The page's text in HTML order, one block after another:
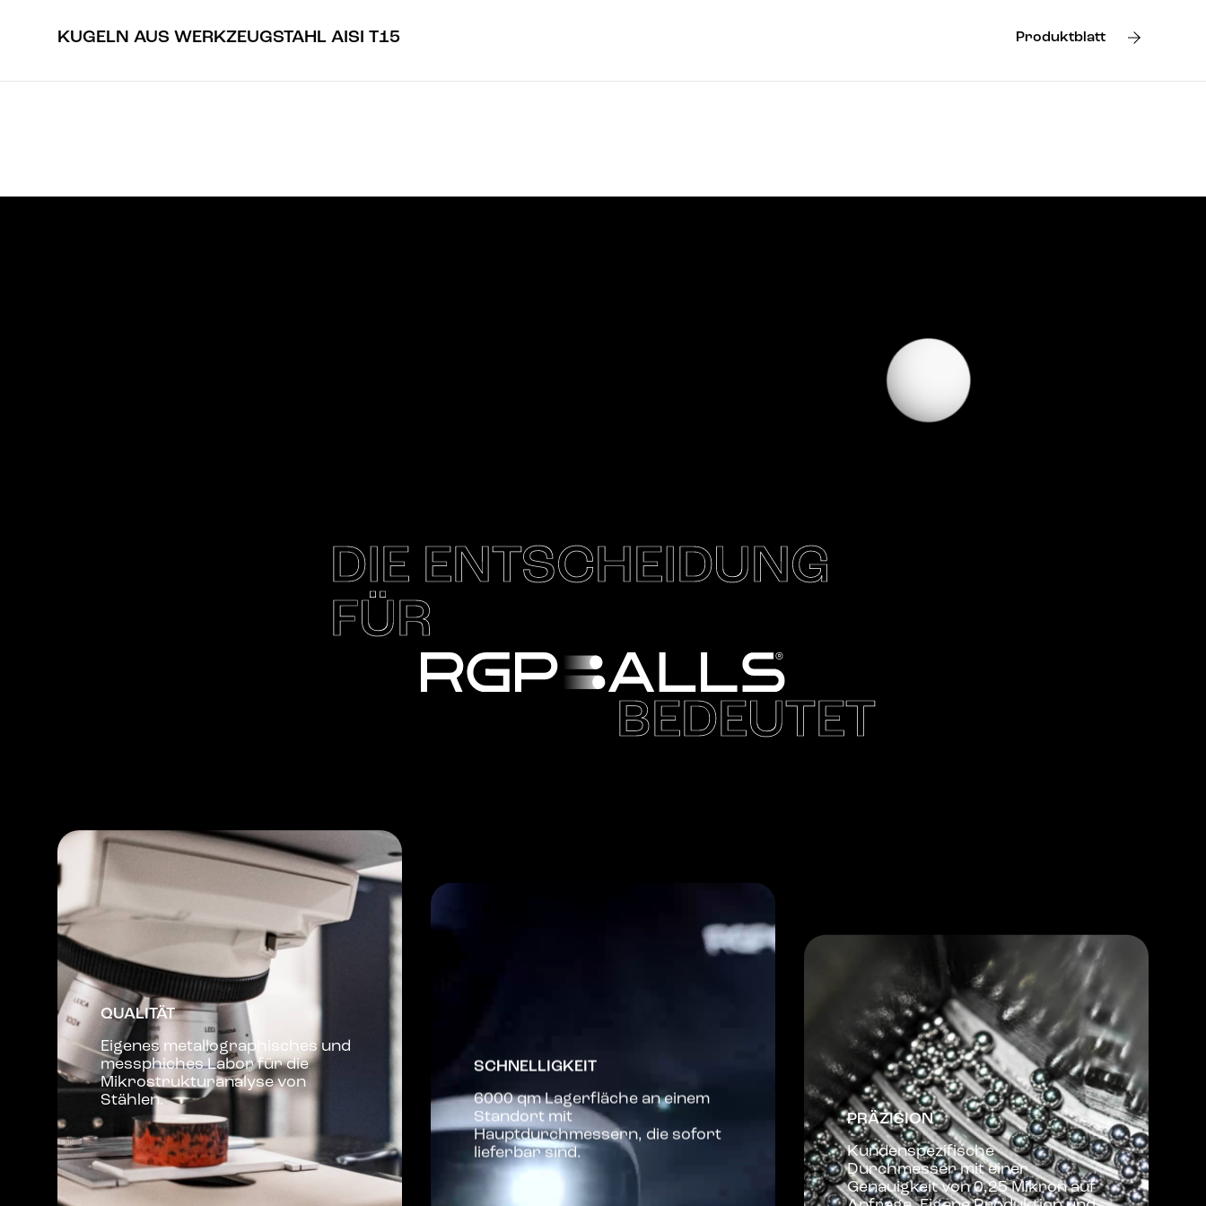
KUGELN AUS WERKZEUGSTAHL AISI T15 Produktblatt
DIE ENTSCHEIDUNG
FÜR
BEDEUTET
QUALITÄT
Eigenes metallographisches und
messphiches Labor für die
Mikrostrukturanalyse von
Stählen.
SCHNELLIGKEIT
6000 qm Lagerfläche an einem
Standort mit
Hauptdurchmessern, die sofort
lieferbar sind.
PRÄZISION
Kundenspezifische
Durchmesser mit einer
Genauigkeit von 0,25 Mikron auf